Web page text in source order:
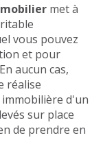
met à
vous pouvez
et pour
aucun cas,
réalise
d'un
sur place
de prendre en